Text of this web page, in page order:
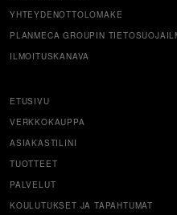
YHTEYDENOTTOLOMAKE
PLANMECA GROUPIN
ILMOITUSKANAVA
ETUSIVU
VERKKOKAUPPA
ASIAKASTILINI
TUOTTEET
PALVELUT
KOULUTUKSET JA TAPAHTUMAT